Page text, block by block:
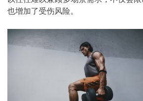
也增加了受伤风险。